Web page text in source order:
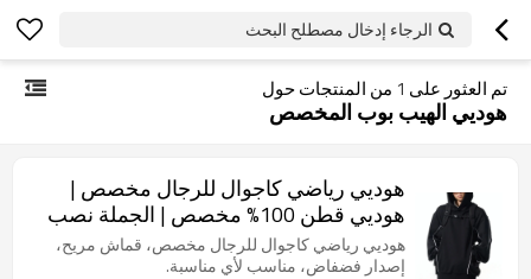
الرجاء إدخال مصطلح البحث
تم العثور على 1 من المنتجات حول
هوديي الهيب بوب المخصص
هوديي رياضي كاجوال للرجال مخصص |
هوديي قطن 100% مخصص | الجملة نصب
هوديي
هوديي رياضي كاجوال للرجال مخصص، قماش مريح،
إصدار فضفاض، مناسب لأي مناسبة.